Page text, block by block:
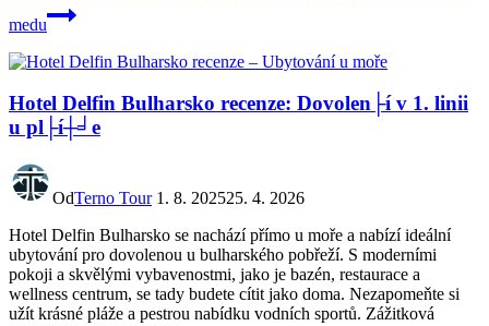
medu
Hotel Delfin Bulharsko recenze: Dovolen├í v 1. linii
u pl├í┼╛e
OdTerno Tour 1. 8. 202525. 4. 2026
Hotel Delfin Bulharsko se nachází přímo u moře a nabízí ideální
ubytování pro dovolenou u bulharského pobřeží. S moderními
pokoji a skvělými vybavenostmi, jako je bazén, restaurace a
wellness centrum, se tady budete cítit jako doma. Nezapomeňte si
užít krásné pláže a pestrou nabídku vodních sportů. Zážitková